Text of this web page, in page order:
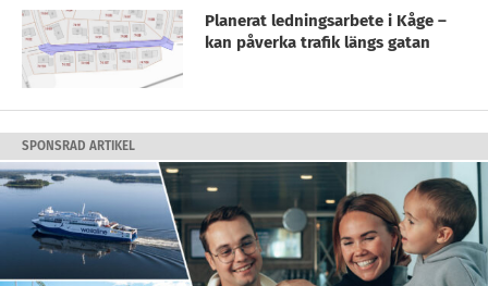
Planerat ledningsarbete i Kåge –
kan påverka trafik längs gatan
SPONSRAD ARTIKEL